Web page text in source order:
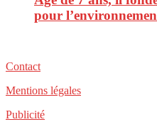
pour
Contact
Mentions légales
Publicité